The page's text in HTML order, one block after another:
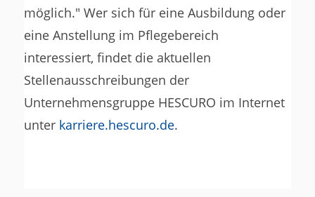
möglich." Wer sich für eine Ausbildung oder
eine Anstellung im Pflegebereich
interessiert, findet die aktuellen
Stellenausschreibungen der
Unternehmensgruppe HESCURO im Internet
unter karriere.hescuro.de.